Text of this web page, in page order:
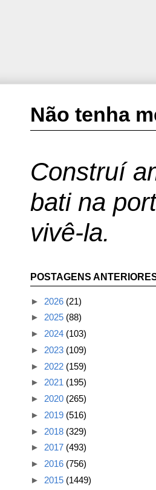
Não tenha
Construí
bati na
vivê-la.
POSTAGENS
► 2026 (21)
► 2025 (88)
► 2024 (103)
► 2023 (109)
► 2022 (159)
► 2021 (195)
► 2020 (265)
► 2019 (516)
► 2018 (329)
► 2017 (493)
► 2016 (756)
► 2015 (1449)